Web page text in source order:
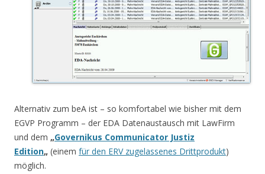
Alternativ zum beA ist – so komfortabel wie bisher mit dem
EGVP Programm – der EDA Datenaustausch mit LawFirm
und dem „Governikus Communicator Justiz
Edition„ (einem für den ERV zugelassenes Drittprodukt)
möglich.